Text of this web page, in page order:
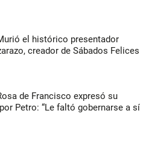
el histórico presentador
creador de Sábados Felices
de Francisco expresó su
Petro: “Le faltó gobernarse a sí